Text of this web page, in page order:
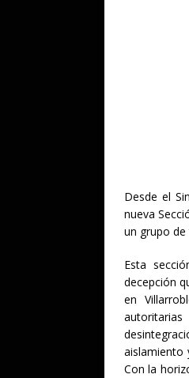
Desde el
nueva
un grupo
Esta
decepción
en
aislamiento
Con la